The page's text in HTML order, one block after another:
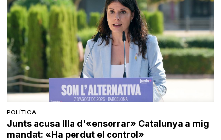
POLÍTICA
Junts acusa Illa d'«ensorrar» Catalunya a mig
mandat: «Ha perdut el control»